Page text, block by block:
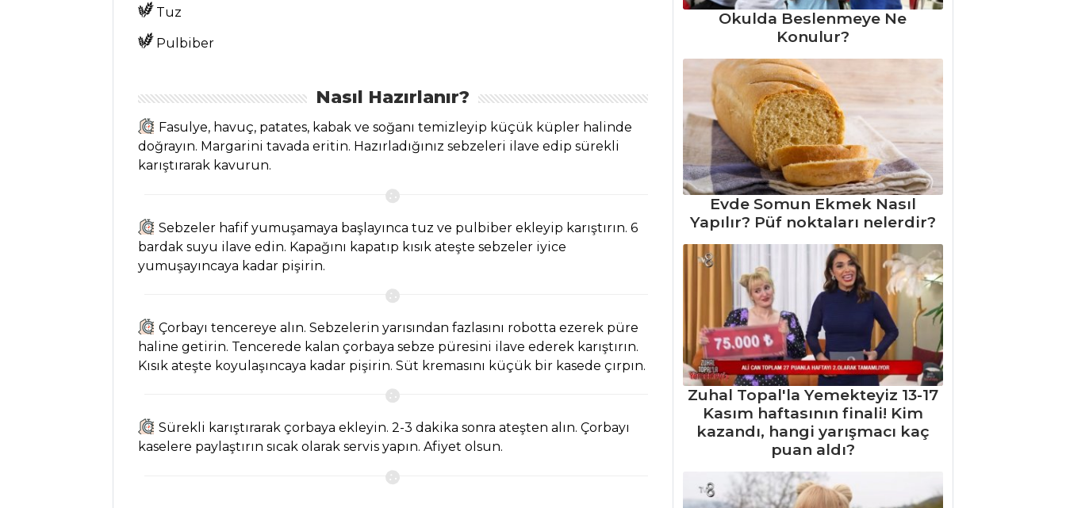
El Açması Cevizli
Ev Baklavası Tarifi
Çikolata Soslu
Ayvalı ve Havuçlu
Pasta Tarifi, Nasıl
ET YEMEKLERI
Tarifi, Nasıl Yapılır?
Krepte Köfte Tarifi,
Tarifi, Nasıl Yapılır?
Tuz
Pulbiber
Nasıl Hazırlanır?
Fasulye, havuç, patates, kabak ve soğanı temizleyip küçük küpler halinde
doğrayın. Margarini tavada eritin. Hazırladığınız sebzeleri ilave edip sürekli
karıştırarak kavurun.
Sebzeler hafif yumuşamaya başlayınca tuz ve pulbiber ekleyip karıştırın. 6
bardak suyu ilave edin. Kapağını kapatıp kısık ateşte sebzeler iyice
yumuşayıncaya kadar pişirin.
Çorbayı tencereye alın. Sebzelerin yarısından fazlasını robotta ezerek püre
haline getirin. Tencerede kalan çorbaya sebze püresini ilave ederek karıştırın.
Kısık ateşte koyulaşıncaya kadar pişirin. Süt kremasını küçük bir kasede çırpın.
Sürekli karıştırarak çorbaya ekleyin. 2-3 dakika sonra ateşten alın. Çorbayı
kaselere paylaştırın sıcak olarak servis yapın. Afiyet olsun.
Okulda Beslenmeye Ne
Konulur?
Evde Somun Ekmek Nasıl
Yapılır? Püf noktaları nelerdir?
Zuhal Topal'la Yemekteyiz 13-17
Kasım haftasının finali! Kim
kazandı, hangi yarışmacı kaç
puan aldı?